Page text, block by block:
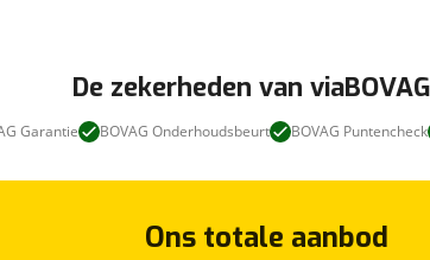
De zekerheden van
Garantie BOVAG Onderhoudsbeurt BOVAG Puntencheck
Ons totale aanbod